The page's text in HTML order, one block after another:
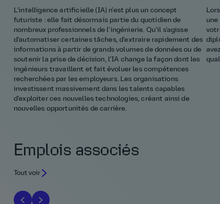
L'intelligence artificielle (IA) n'est plus un concept
futuriste : elle fait désormais partie du quotidien de
nombreux professionnels de l'ingénierie. Qu'il s'agisse
d'automatiser certaines tâches, d'extraire rapidement des
informations à partir de grands volumes de données ou de
soutenir la prise de décision, l'IA change la façon dont les
ingénieurs travaillent et fait évoluer les compétences
recherchées par les employeurs. Les organisations
investissent massivement dans les talents capables
d'exploiter ces nouvelles technologies, créant ainsi de
nouvelles opportunités de carrière.
Emplois associés
Tout voir